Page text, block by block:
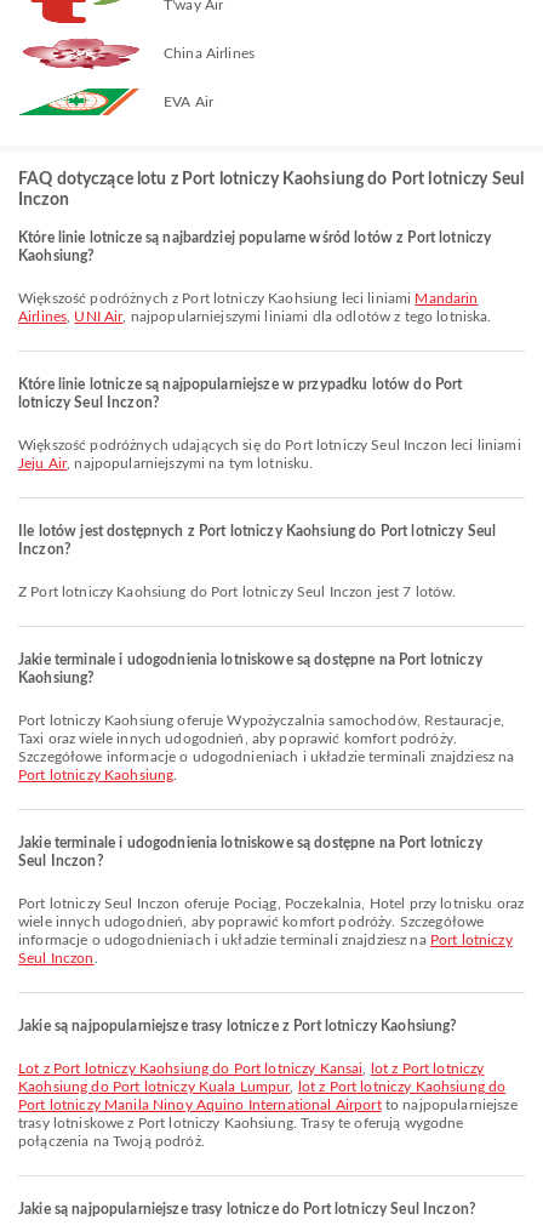
T'way Air
China Airlines
EVA Air
FAQ dotyczące lotu z Port lotniczy Kaohsiung do Port lotniczy Seul
Inczon
Które linie lotnicze są najbardziej popularne wśród lotów z Port lotniczy
Kaohsiung?
Większość podróżnych z Port lotniczy Kaohsiung leci liniami Mandarin
Airlines UNI Air, najpopularniejszymi liniami dla odlotów z tego lotniska.
Które linie lotnicze są najpopularniejsze w przypadku lotów do Port
lotniczy Seul Inczon?
Większość podróżnych udających się do Port lotniczy Seul Inczon leci liniami
Jeju Air, najpopularniejszymi na tym lotnisku.
Ile lotów jest dostępnych z Port lotniczy Kaohsiung do Port lotniczy Seul
Inczon?
Z Port lotniczy Kaohsiung do Port lotniczy Seul Inczon jest 7 lotów.
Jakie terminale i udogodnienia lotniskowe są dostępne na Port lotniczy
Kaohsiung?
Port lotniczy Kaohsiung oferuje Wypożyczalnia samochodów, Restauracje,
Taxi oraz wiele innych udogodnień, aby poprawić komfort podróży.
Szczegółowe informacje o udogodnieniach i układzie terminali znajdziesz na
Port lotniczy Kaohsiung
Jakie terminale i udogodnienia lotniskowe są dostępne na Port lotniczy
Seul Inczon?
Port lotniczy Seul Inczon oferuje Pociąg, Poczekalnia, Hotel przy lotnisku oraz
wiele innych udogodnień, aby poprawić komfort podróży. Szczegółowe
informacje o udogodnieniach i układzie terminali znajdziesz na Port lotniczy
Seul Inczon
Jakie są najpopularniejsze trasy lotnicze z Port lotniczy Kaohsiung?
lot z Port lotniczy Kaohsiung do Port lotniczy Kansai
lot z Port lotniczy
Kaohsiung do Port lotniczy Kuala Lumpur,
lot z Port lotniczy Kaohsiung do
Port lotniczy Manila Ninoy Aquino International Airportto najpopularniejsze
trasy lotniskowe z Port lotniczy Kaohsiung. Trasy te oferują wygodne
połączenia na Twoją podróż.
Jakie są najpopularniejsze trasy lotnicze do Port lotniczy Seul Inczon?